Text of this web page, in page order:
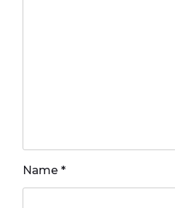
Name *